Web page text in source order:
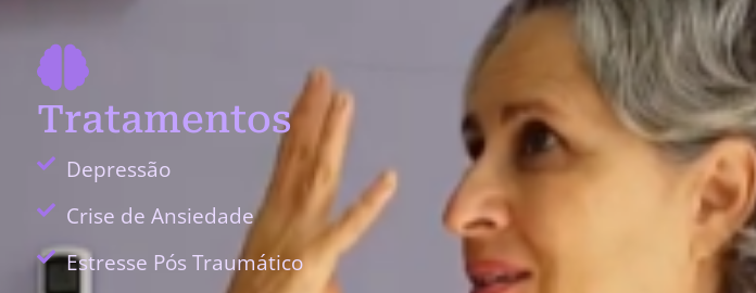
Tratamentos
Depressão
Crise de Ansiedade
Estresse Pós Traumático